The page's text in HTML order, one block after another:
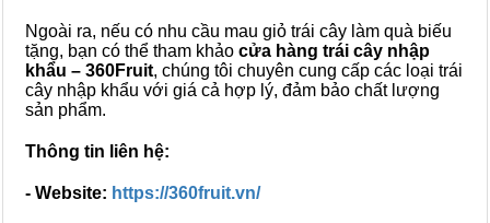
Ngoài ra, nếu có nhu cầu mau giỏ trái cây làm quà biếu
tặng, bạn có thể tham khảo cửa hàng trái cây nhập
khẩu – 360Fruit, chúng tôi chuyên cung cấp các loại trái
cây nhập khẩu với giá cả hợp lý, đảm bảo chất lượng
sản phẩm.
Thông tin liên hệ:
- Website: https://360fruit.vn/